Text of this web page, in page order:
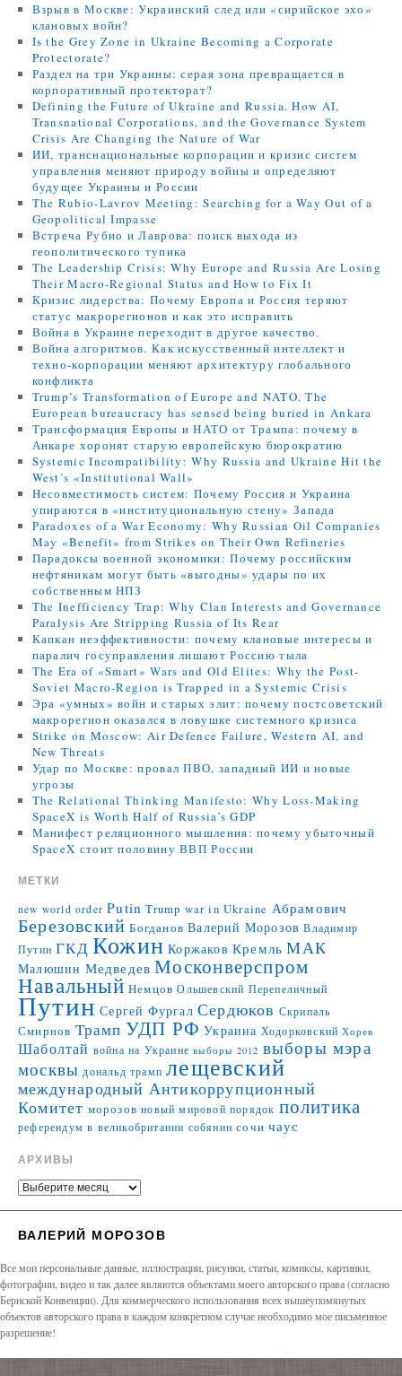
Взрыв в Москве: Украинский след или «сирийское эхо»
клановых войн?
Is the Grey Zone in Ukraine Becoming a Corporate
Protectorate?
Раздел на три Украины: серая зона превращается в
корпоративный протекторат?
Defining the Future of Ukraine and Russia. How AI,
Transnational Corporations, and the Governance System
Crisis Are Changing the Nature of War
ИИ, транснациональные корпорации и кризис систем
управления меняют природу войны и определяют
будущее Украины и России
The Rubio-Lavrov Meeting: Searching for a Way Out of a
Geopolitical Impasse
Встреча Рубио и Лаврова: поиск выхода из
геополитического тупика
The Leadership Crisis: Why Europe and Russia Are Losing
Their Macro-Regional Status and How to Fix It
Кризис лидерства: Почему Европа и Россия теряют
статус макрорегионов и как это исправить
Война в Украине переходит в другое качество.
Война алгоритмов. Как искусственный интеллект и
техно-корпорации меняют архитектуру глобального
конфликта
Trump’s Transformation of Europe and NATO. The
European bureaucracy has sensed being buried in Ankara
Трансформация Европы и НАТО от Трампа: почему в
Анкаре хоронят старую европейскую бюрократию
Systemic Incompatibility: Why Russia and Ukraine Hit the
West’s «Institutional Wall»
Несовместимость систем: Почему Россия и Украина
упираются в «институциональную стену» Запада
Paradoxes of a War Economy: Why Russian Oil Companies
May «Benefit» from Strikes on Their Own Refineries
Парадоксы военной экономики: Почему российским
нефтяникам могут быть «выгодны» удары по их
собственным НПЗ
The Inefficiency Trap: Why Clan Interests and Governance
Paralysis Are Stripping Russia of Its Rear
Капкан неэффективности: почему клановые интересы и
паралич госуправления лишают Россию тыла
The Era of «Smart» Wars and Old Elites: Why the Post-
Soviet Macro-Region is Trapped in a Systemic Crisis
Эра «умных» войн и старых элит: почему постсоветский
макрорегион оказался в ловушке системного кризиса
Strike on Moscow: Air Defence Failure, Western AI, and
New Threats
Удар по Москве: провал ПВО, западный ИИ и новые
угрозы
The Relational Thinking Manifesto: Why Loss-Making
SpaceX is Worth Half of Russia’s GDP
Манифест реляционного мышления: почему убыточный
SpaceX стоит половину ВВП России
МЕТКИ
new world order Putin Trump war in Ukraine Абрамович
Березовский Богданов Валерий Морозов Владимир
Путин ГКД Кожин Коржаков Кремль МАК
Малюшин Медведев Москонверспром
Навальный Немцов Ольшевский Перепеличный
Путин Сергей Фургал Сердюков Скрипаль
Смирнов Трамп УДП РФ Украина Ходорковский Хорев
Шаболтай война на Украине выборы 2012 выборы мэра
москвы дональд трамп лещевский
международный Антикоррупционный
Комитет морозов новый мировой порядок политика
референдум в великобритании собянин сочи чаус
АРХИВЫ
ВАЛЕРИЙ МОРОЗОВ
Все мои персональные данные, иллюстрации, рисунки, статьи, комиксы, картинки,
фотографии, видео и так далее являются объектами моего авторского права (согласно
Бернской Конвенции). Для коммерческого использования всех вышеупомянутых
объектов авторского права в каждом конкретном случае необходимо мое письменное
разрешение!